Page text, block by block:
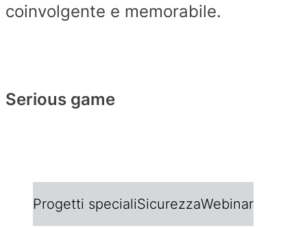
coinvolgente e memorabile.
Serious game
Progetti specialiSicurezzaWebinar